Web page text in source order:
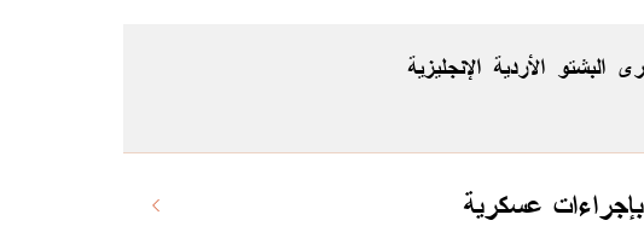
الإنجليزية الأردية البشتو
بإجراءات عسكرية